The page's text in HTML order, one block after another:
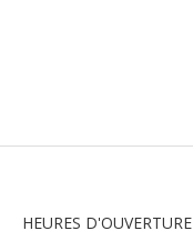
HEURES D'OUVERTURE